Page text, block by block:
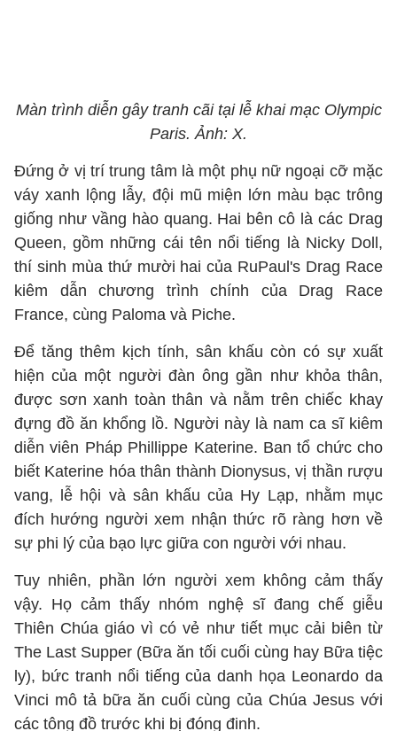
Màn trình diễn gây tranh cãi tại lễ khai mạc Olympic
Paris. Ảnh: X.
Đứng ở vị trí trung tâm là một phụ nữ ngoại cỡ mặc
váy xanh lộng lẫy, đội mũ miện lớn màu bạc trông
giống như vầng hào quang. Hai bên cô là các Drag
Queen, gồm những cái tên nổi tiếng là Nicky Doll,
thí sinh mùa thứ mười hai của RuPaul's Drag Race
kiêm dẫn chương trình chính của Drag Race
France, cùng Paloma và Piche.
Để tăng thêm kịch tính, sân khấu còn có sự xuất
hiện của một người đàn ông gần như khỏa thân,
được sơn xanh toàn thân và nằm trên chiếc khay
đựng đồ ăn khổng lồ. Người này là nam ca sĩ kiêm
diễn viên Pháp Phillippe Katerine. Ban tổ chức cho
biết Katerine hóa thân thành Dionysus, vị thần rượu
vang, lễ hội và sân khấu của Hy Lạp, nhằm mục
đích hướng người xem nhận thức rõ ràng hơn về
sự phi lý của bạo lực giữa con người với nhau.
Tuy nhiên, phần lớn người xem không cảm thấy
vậy. Họ cảm thấy nhóm nghệ sĩ đang chế giễu
Thiên Chúa giáo vì có vẻ như tiết mục cải biên từ
The Last Supper (Bữa ăn tối cuối cùng hay Bữa tiệc
ly), bức tranh nổi tiếng của danh họa Leonardo da
Vinci mô tả bữa ăn cuối cùng của Chúa Jesus với
các tông đồ trước khi bị đóng đinh.